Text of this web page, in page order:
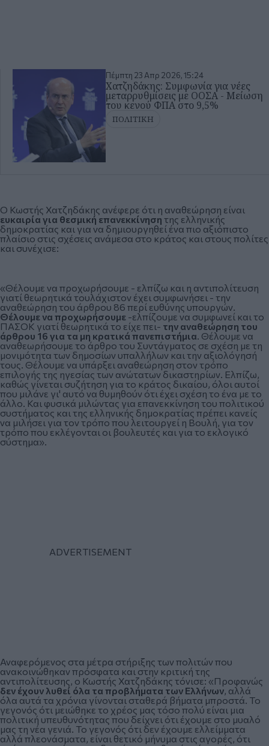
Πέμπτη 23 Απρ 2026, 15:24
Χατζηδάκης: Συμφωνία για νέες
μεταρρυθμίσεις με ΟΟΣΑ - Μείωση
του κενού ΦΠΑ στο 9,5%
ΠΟΛΙΤΙΚΗ
Ο Κωστής Χατζηδάκης ανέφερε ότι η αναθεώρηση είναι
ευκαιρία για θεσμική επανεκκίνηση της ελληνικής
δημοκρατίας και για να δημιουργηθεί ένα πιο αξιόπιστο
πλαίσιο στις σχέσεις ανάμεσα στο κράτος και στους πολίτες
και συνέχισε:
«Θέλουμε να προχωρήσουμε - ελπίζω και η αντιπολίτευση
γιατί θεωρητικά τουλάχιστον έχει συμφωνήσει - την
αναθεώρηση του άρθρου 86 περί ευθύνης υπουργών.
Θέλουμε να προχωρήσουμε -ελπίζουμε να συμφωνεί και το
ΠΑΣΟΚ γιατί θεωρητικά το είχε πει- την αναθεώρηση του
άρθρου 16 για τα μη κρατικά πανεπιστήμια. Θέλουμε να
αναθεωρήσουμε το άρθρο του Συντάγματος σε σχέση με τη
μονιμότητα των δημοσίων υπαλλήλων και την αξιολόγησή
τους. Θέλουμε να υπάρξει αναθεώρηση στον τρόπο
επιλογής της ηγεσίας των ανώτατων δικαστηρίων. Ελπίζω,
καθώς γίνεται συζήτηση για το κράτος δικαίου, όλοι αυτοί
που μιλάνε γι' αυτό να θυμηθούν ότι έχει σχέση το ένα με το
άλλο. Και φυσικά μιλώντας για επανεκκίνηση του πολιτικού
συστήματος και της ελληνικής δημοκρατίας πρέπει κανείς
να μιλήσει για τον τρόπο που λειτουργεί η Βουλή, για τον
τρόπο που εκλέγονται οι βουλευτές και για το εκλογικό
σύστημα».
Αναφερόμενος στα μέτρα στήριξης των πολιτών που
ανακοινώθηκαν πρόσφατα και στην κριτική της
αντιπολίτευσης, ο Κωστής Χατζηδάκης τόνισε: «Προφανώς
δεν έχουν λυθεί όλα τα προβλήματα των Ελλήνων, αλλά
όλα αυτά τα χρόνια γίνονται σταθερά βήματα μπροστά. Το
γεγονός ότι μειώθηκε το χρέος μας τόσο πολύ είναι μια
πολιτική υπευθυνότητας που δείχνει ότι έχουμε στο μυαλό
μας τη νέα γενιά. Το γεγονός ότι δεν έχουμε ελλείμματα
αλλά πλεονάσματα, είναι θετικό μήνυμα στις αγορές, ότι